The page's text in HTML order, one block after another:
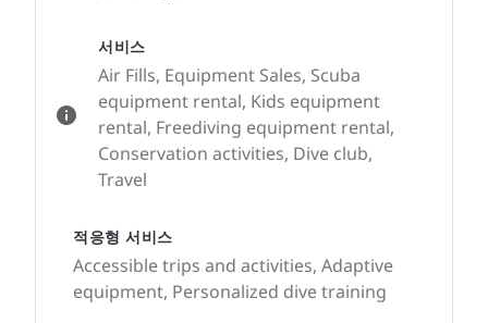
서비스
Air Fills, Equipment Sales, Scuba
equipment rental, Kids equipment
rental, Freediving equipment rental,
Conservation activities, Dive club,
Travel
적응형 서비스
Accessible trips and activities, Adaptive
equipment, Personalized dive training